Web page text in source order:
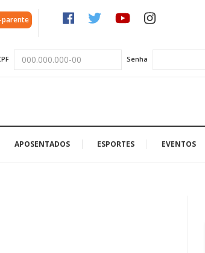
parente
Senha
APOSENTADOS ESPORTES EVENTOS